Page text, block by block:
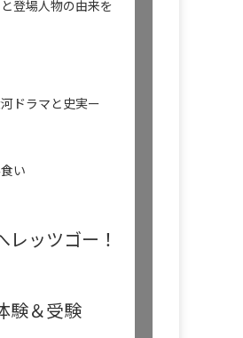
と登場人物の由来を
ドラマと史実ー
い
レッツゴー！
験＆受験